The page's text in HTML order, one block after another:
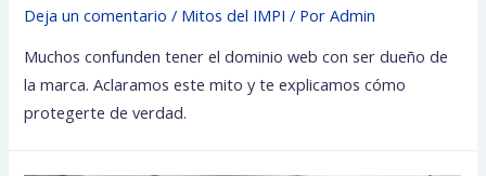
Deja un comentario / Mitos del IMPI / PorAdmin
Muchos confunden tener el dominio web con ser dueño de
la marca. Aclaramos este mito y te explicamos cómo
protegerte de verdad.